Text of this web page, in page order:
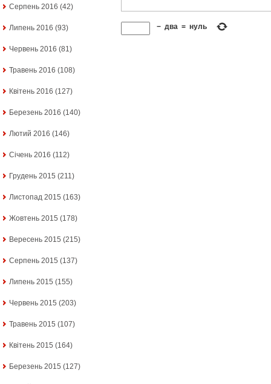
Серпень 2016 (42)
Липень 2016 (93)
Червень 2016 (81)
Травень 2016 (108)
Квітень 2016 (127)
Березень 2016 (140)
Лютий 2016 (146)
Січень 2016 (112)
Грудень 2015 (211)
Листопад 2015 (163)
Жовтень 2015 (178)
Вересень 2015 (215)
Серпень 2015 (137)
Липень 2015 (155)
Червень 2015 (203)
Травень 2015 (107)
Квітень 2015 (164)
Березень 2015 (127)
− два = нуль